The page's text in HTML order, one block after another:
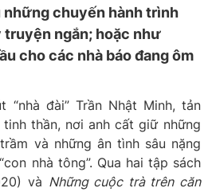
những chuyến hành trình
ngắn; hoặc như
cho các nhà báo đang ôm
“nhà đài” Trần Nhật Minh, tản
thần, nơi anh cất giữ những
và những ân tình sâu nặng
nhà tông”. Qua hai tập sách
và Những cuộc trà trên căn